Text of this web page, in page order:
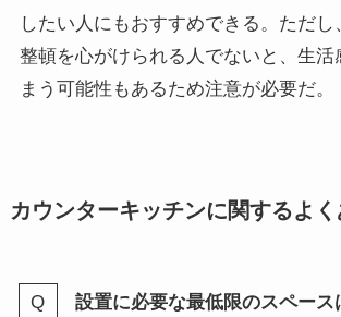
したい人にもおすすめできる。ただし
整頓を心がけられる人でないと、生活
まう可能性もあるため注意が必要だ。
カウンターキッチンに関するよ
設置に必要な最低限のスペース